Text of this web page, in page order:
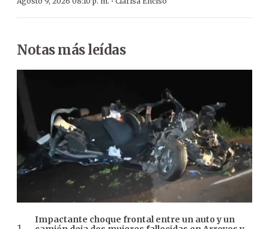
Notas más leídas
Impactante choque frontal entre un auto y un